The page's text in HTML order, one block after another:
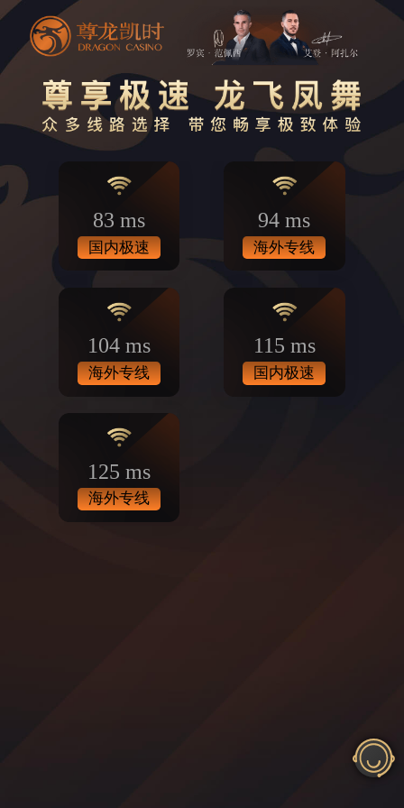
83 ms
国内极速
94 ms
海外专线
104 ms
海外专线
115 ms
国内极速
125 ms
海外专线